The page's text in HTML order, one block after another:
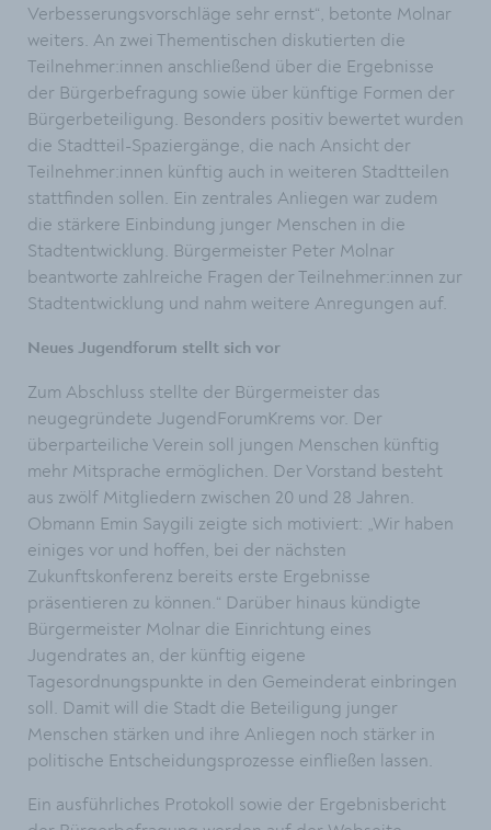
Verbesserungsvorschläge sehr ernst“, betonte Molnar
weiters. An zwei Thementischen diskutierten die
Teilnehmer:innen anschließend über die Ergebnisse
der Bürgerbefragung sowie über künftige Formen der
Bürgerbeteiligung. Besonders positiv bewertet wurden
die Stadtteil-Spaziergänge, die nach Ansicht der
Teilnehmer:innen künftig auch in weiteren Stadtteilen
stattfinden sollen. Ein zentrales Anliegen war zudem
die stärkere Einbindung junger Menschen in die
Stadtentwicklung. Bürgermeister Peter Molnar
beantworte zahlreiche Fragen der Teilnehmer:innen zur
Stadtentwicklung und nahm weitere Anregungen auf.
Neues Jugendforum stellt sich vor
Zum Abschluss stellte der Bürgermeister das
neugegründete JugendForumKrems vor. Der
überparteiliche Verein soll jungen Menschen künftig
mehr Mitsprache ermöglichen. Der Vorstand besteht
aus zwölf Mitgliedern zwischen 20 und 28 Jahren.
Obmann Emin Saygili zeigte sich motiviert: „Wir haben
einiges vor und hoffen, bei der nächsten
Zukunftskonferenz bereits erste Ergebnisse
präsentieren zu können.“ Darüber hinaus kündigte
Bürgermeister Molnar die Einrichtung eines
Jugendrates an, der künftig eigene
Tagesordnungspunkte in den Gemeinderat einbringen
soll. Damit will die Stadt die Beteiligung junger
Menschen stärken und ihre Anliegen noch stärker in
politische Entscheidungsprozesse einfließen lassen.
Ein ausführliches Protokoll sowie der Ergebnisbericht